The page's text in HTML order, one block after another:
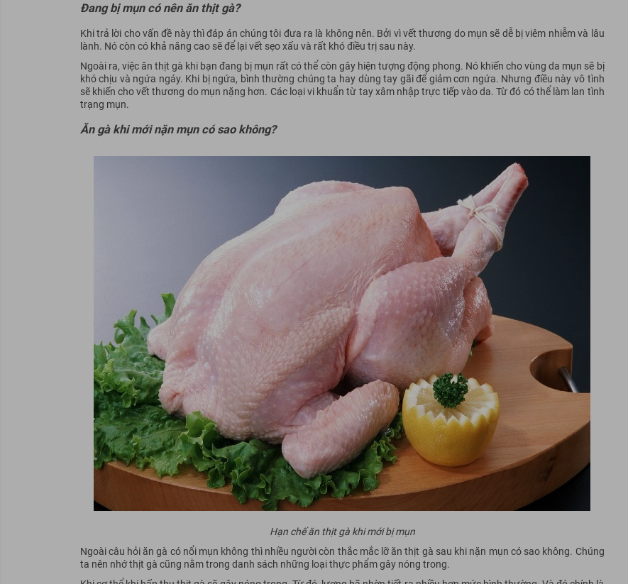
Đang bị mụn có nên ăn thịt gà?
Khi trả lời cho vấn đề này thì đáp án chúng tôi đưa ra là không nên. Bởi vì vết thương do mụn sẽ dễ bị viêm nhiễm và lâu
lành. Nó còn có khả năng cao sẽ để lại vết sẹo xấu và rất khó điều trị sau này.
Ngoài ra, việc ăn thịt gà khi bạn đang bị mụn rất có thể còn gây hiện tượng động phong. Nó khiến cho vùng da mụn sẽ bị
khó chịu và ngứa ngáy. Khi bị ngứa, bình thường chúng ta hay dùng tay gãi để giảm cơn ngứa. Nhưng điều này vô tình
sẽ khiến cho vết thương do mụn nặng hơn. Các loại vi khuẩn từ tay xâm nhập trực tiếp vào da. Từ đó có thể làm lan tình
trạng mụn.
Ăn gà khi mới nặn mụn có sao không?
Hạn chế ăn thịt gà khi mới bị mụn
Ngoài câu hỏi ăn gà có nổi mụn không thì nhiều người còn thắc mắc lỡ ăn thịt gà sau khi nặn mụn có sao không. Chúng
ta nên nhớ thịt gà cũng nằm trong danh sách những loại thực phẩm gây nóng trong.